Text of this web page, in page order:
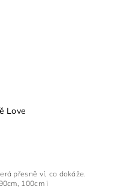
Love
přesně ví, co dokáže.
100cm i